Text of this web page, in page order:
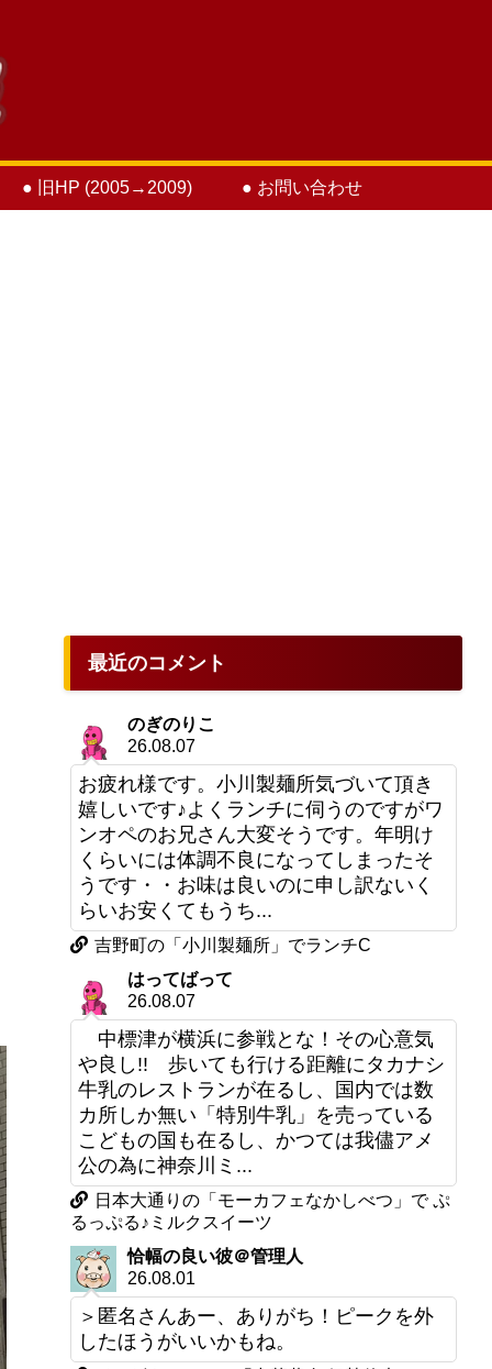
● 旧HP (2005→2009) ● お問い合わせ
最近のコメント
のぎのりこ
26.08.07
お疲れ様です。小川製麺所気づいて頂き
嬉しいです♪よくランチに伺うのですがワ
ンオペのお兄さん大変そうです。年明け
くらいには体調不良になってしまったそ
うです・・お味は良いのに申し訳ないく
らいお安くてもうち...
吉野町の「小川製麺所」でランチC
はってばって
26.08.07
中標津が横浜に参戦とな！その心意気
や良し!! 歩いても行ける距離にタカナシ
牛乳のレストランが在るし、国内では数
カ所しか無い「特別牛乳」を売っている
こどもの国も在るし、かつては我儘アメ
公の為に神奈川ミ...
日本大通りの「モーカフェなかしべつ」で ぷ
るっぷる♪ミルクスイーツ
恰幅の良い彼＠管理人
26.08.01
＞匿名さんあー、ありがち！ピークを外
したほうがいいかもね。